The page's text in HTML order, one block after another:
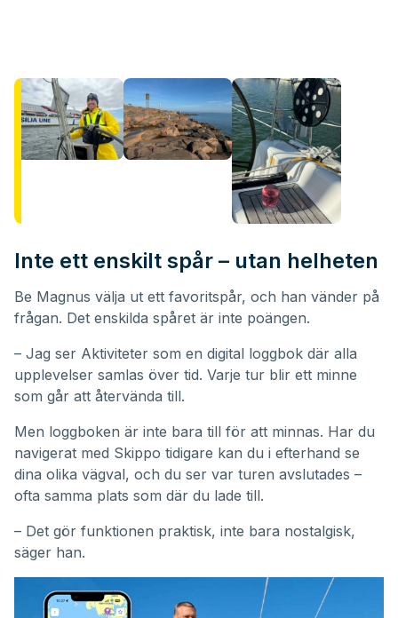
Inte ett enskilt spår – utan helheten
Be Magnus välja ut ett favoritspår, och han vänder på
frågan. Det enskilda spåret är inte poängen.
– Jag ser Aktiviteter som en digital loggbok där alla
upplevelser samlas över tid. Varje tur blir ett minne
som går att återvända till.
Men loggboken är inte bara till för att minnas. Har du
navigerat med Skippo tidigare kan du i efterhand se
dina olika vägval, och du ser var turen avslutades –
ofta samma plats som där du lade till.
– Det gör funktionen praktisk, inte bara nostalgisk,
säger han.